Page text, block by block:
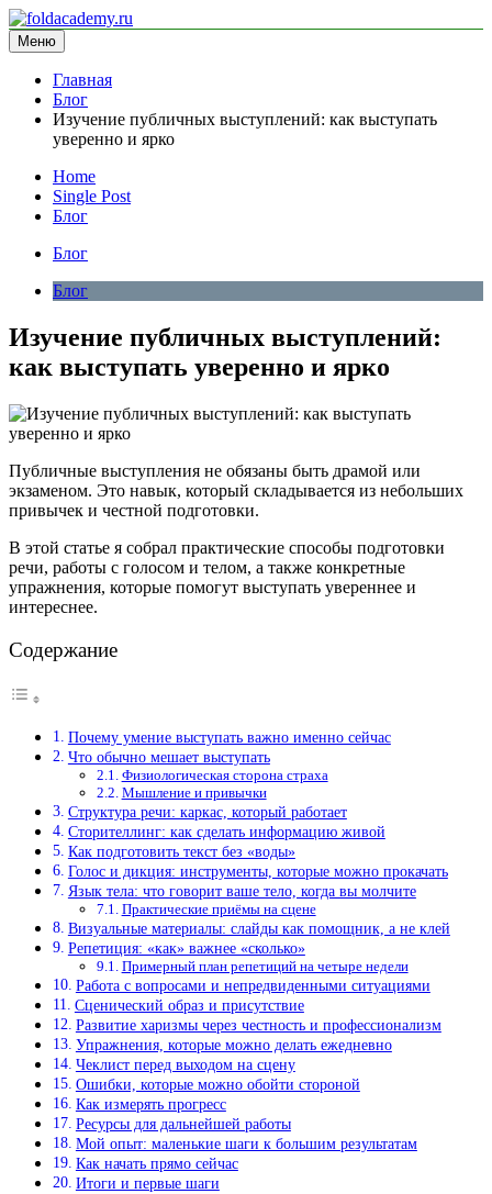
Перейти
к
содержимому
foldacademy.ru
информационный сайт
Меню
Главная
Блог
Изучение публичных выступлений: как выступать
уверенно и ярко
Home
Single Post
Блог
Блог
Блог
Изучение публичных выступлений:
как выступать уверенно и ярко
Публичные выступления не обязаны быть драмой или
экзаменом. Это навык, который складывается из небольших
привычек и честной подготовки.
В этой статье я собрал практические способы подготовки
речи, работы с голосом и телом, а также конкретные
упражнения, которые помогут выступать увереннее и
интереснее.
Содержание
Почему умение выступать важно именно сейчас
Что обычно мешает выступать
Физиологическая сторона страха
Мышление и привычки
Структура речи: каркас, который работает
Сторителлинг: как сделать информацию живой
Как подготовить текст без «воды»
Голос и дикция: инструменты, которые можно прокачать
Язык тела: что говорит ваше тело, когда вы молчите
Практические приёмы на сцене
Визуальные материалы: слайды как помощник, а не клей
Репетиция: «как» важнее «сколько»
Примерный план репетиций на четыре недели
Работа с вопросами и непредвиденными ситуациями
Сценический образ и присутствие
Развитие харизмы через честность и профессионализм
Упражнения, которые можно делать ежедневно
Чеклист перед выходом на сцену
Ошибки, которые можно обойти стороной
Как измерять прогресс
Ресурсы для дальнейшей работы
Мой опыт: маленькие шаги к большим результатам
Как начать прямо сейчас
Итоги и первые шаги